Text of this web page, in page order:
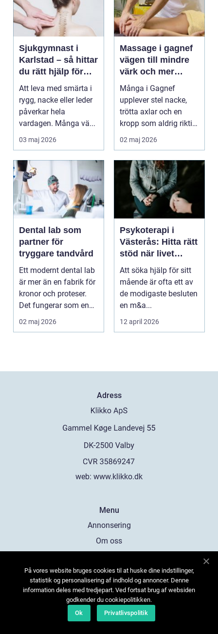
Sjukgymnast i
Karlstad – så hittar
du rätt hjälp för
smärta och rehab
Att leva med smärta i
rygg, nacke eller leder
påverkar hela
vardagen. Många vä...
03 maj 2026
Massage i gagnef
vägen till mindre
värk och mer
vardagsenergi
Många i Gagnef
upplever stel nacke,
trötta axlar och en
kropp som aldrig riktigt
hinner återhämta si...
02 maj 2026
Dental lab som
partner för
tryggare tandvård
Ett modernt dental lab
är mer än en fabrik för
kronor och proteser.
Det fungerar som en
förlängning ...
02 maj 2026
Psykoterapi i
Västerås: Hitta rätt
stöd när livet
skaver
Att söka hjälp för sitt
mående är ofta ett av
de modigaste besluten
en m&a...
12 april 2026
Adress
web: www.klikko.dk
Menu
Annonsering
Om oss
Kontakta oss
Sitemap
På vores website bruges cookies til at huske dine indstillinger,
statistik og personalisering af indhold og annoncer. Denne
information deles med tredjepart. Ved fortsat brug af websiden
godkender du cookiepolitikken.
Ok
Privatlivspolitik